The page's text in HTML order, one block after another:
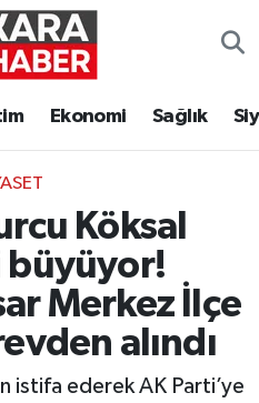
Ekonomi Sağlık
Köksal
büyüyor!
Merkez İlçe
alındı
istifa ederek AK Parti’ye